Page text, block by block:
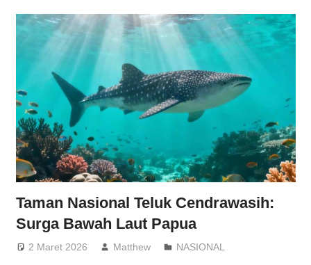
politik,
dan
Taman Nasional Teluk Cendrawasih:
Surga Bawah Laut Papua
2 Maret 2026 Matthew NASIONAL